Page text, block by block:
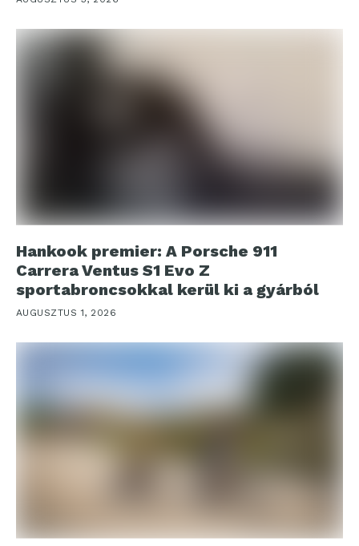
Hankook premier: A Porsche 911
Carrera Ventus S1 Evo Z
sportabroncsokkal kerül ki a gyárból
AUGUSZTUS 1, 2026